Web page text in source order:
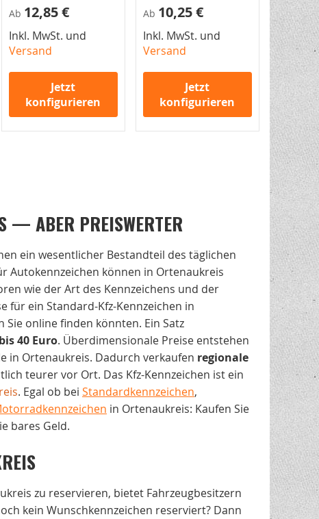
Ab 12,85 €
Inkl. MwSt. und
Versand
Jetzt
konfigurieren
Ab 10,25 €
Inkl. MwSt. und
Versand
Jetzt
konfigurieren
— ABER PREISWERTER
ein wesentlicher Bestandteil des täglichen
Autokennzeichen können in Ortenaukreis
wie der Art des Kennzeichens und der
für ein Standard-Kfz-Kennzeichen in
online finden könnten. Ein Satz
40 Euro. Überdimensionale Preise entstehen
in Ortenaukreis. Dadurch verkaufen regionale
teurer vor Ort. Das Kfz-Kennzeichen ist ein
. Egal ob bei Standardkennzeichen,
in Ortenaukreis: Kaufen Sie
bares Geld.
zu reservieren, bietet Fahrzeugbesitzern
kein Wunschkennzeichen reserviert? Dann